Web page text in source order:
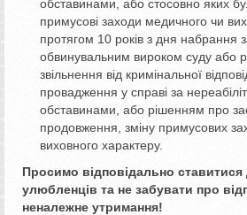
обставинами, або стосовно яких
примусові заходи медичного чи
протягом 10 років з дня набрання
обвинувальним вироком суду або
звільнення від кримінальної
провадження у справі за
обставинами, або рішенням про
продовження, зміну примусових
виховного характеру.
Просимо відповідально
улюбленців та не забувати про
неналежне утримання!